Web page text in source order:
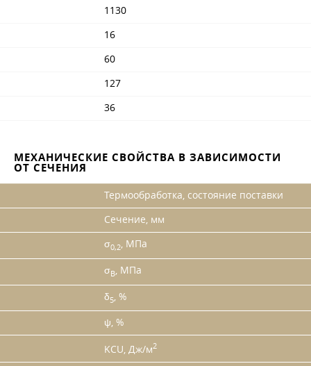
1130
16
60
127
36
МЕХАНИЧЕСКИЕ СВОЙСТВА В ЗАВИСИМОСТИ
ОТ СЕЧЕНИЯ
Термообработка, состояние поставки
Сечение, мм
σ0,2, МПа
σB, МПа
δ5, %
ψ, %
KCU, Дж/м2